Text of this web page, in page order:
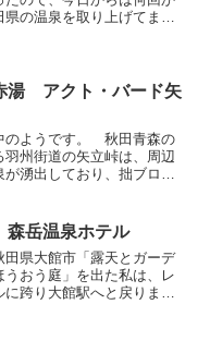
県の温泉を取り上げてまい
ャグジーの...
湯 アクト・バード矢
のようです。 秋田青森の
羽州街道の矢立峠は、周辺
が湧出しており、拙ブログ
を冠する矢立温泉・赤湯
は「アクト・...
岳温泉ホテル
田県大館市「露天とガーデ
おう庭」を出た私は、レ
に跨り大館駅へと戻りまし